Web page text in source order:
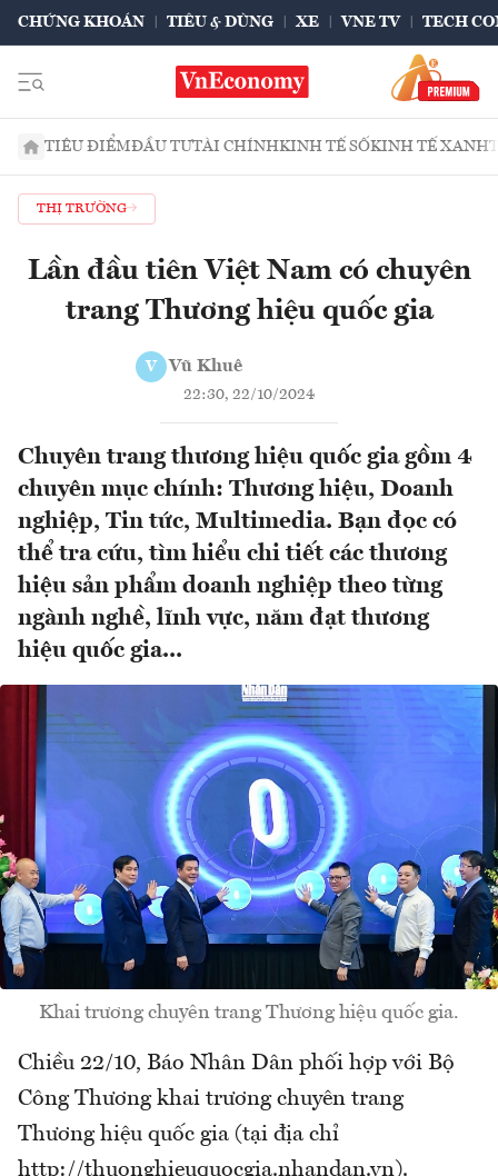
CHỨNG KHOÁN TIÊU & DÙNG XE VNE TV TECH
TIÊU ĐIỂMĐẦU TƯTÀI CHÍNHKINH TẾ SỐKINH TẾ XANH
THỊ TRƯỜNG
Lần đầu tiên Việt Nam có chuyên
trang Thương hiệu quốc gia
V Vũ Khuê
22:30, 22/10/2024
Chuyên trang thương hiệu quốc gia gồm 4
chuyên mục chính: Thương hiệu, Doanh
nghiệp, Tin tức, Multimedia. Bạn đọc có
thể tra cứu, tìm hiểu chi tiết các thương
hiệu sản phẩm doanh nghiệp theo từng
ngành nghề, lĩnh vực, năm đạt thương
hiệu quốc gia...
Khai trương chuyên trang Thương hiệu quốc gia.
Chiều 22/10, Báo Nhân Dân phối hợp với Bộ
Công Thương khai trương chuyên trang
Thương hiệu quốc gia (tại địa chỉ
http://thuonghieuquocgia.nhandan.vn).